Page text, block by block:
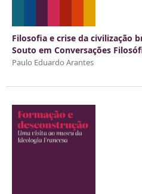
Filosofia e crise da civilização
Paulo Eduardo Arantes